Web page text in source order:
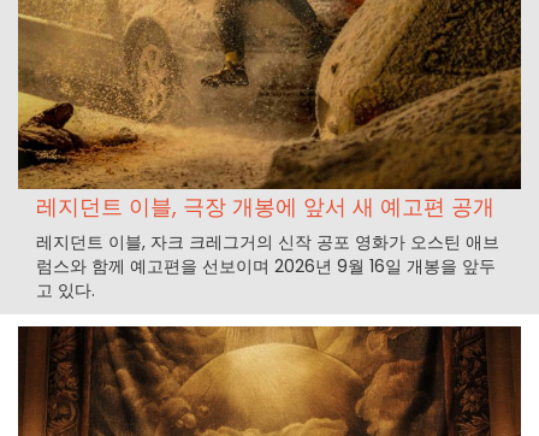
레지던트 이블, 극장 개봉에 앞서 새 예고편 공개
레지던트 이블, 자크 크레그거의 신작 공포 영화가 오스틴 애브
럼스와 함께 예고편을 선보이며 2026년 9월 16일 개봉을 앞두
고 있다.